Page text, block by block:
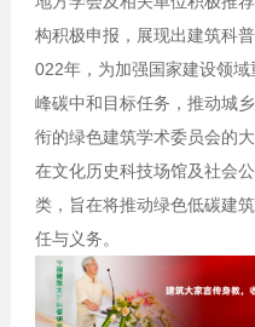
构积极申报，展现出建筑科
022年，为加强国家建设领
峰碳中和目标任务，推动城
衔的绿色建筑学术委员会的
在文化历史科技场馆及社会
类，旨在将推动绿色低碳建
任与义务。